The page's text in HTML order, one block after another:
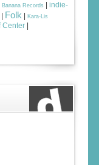
Banana Records
indie-
Folk
Kara-Lis
Center